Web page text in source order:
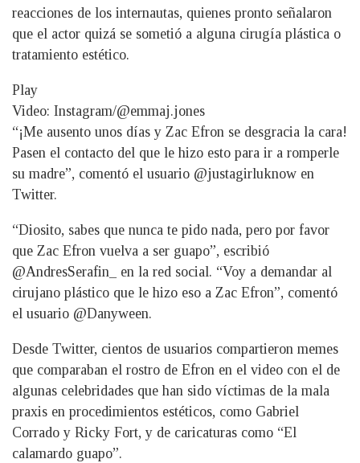
reacciones de los internautas, quienes pronto señalaron
que el actor quizá se sometió a alguna cirugía plástica o
tratamiento estético.
Play
Video: Instagram/@emmaj.jones
“¡Me ausento unos días y Zac Efron se desgracia la cara!
Pasen el contacto del que le hizo esto para ir a romperle
su madre”, comentó el usuario @justagirluknow en
Twitter.
“Diosito, sabes que nunca te pido nada, pero por favor
que Zac Efron vuelva a ser guapo”, escribió
@AndresSerafin_ en la red social. “Voy a demandar al
cirujano plástico que le hizo eso a Zac Efron”, comentó
el usuario @Danyween.
Desde Twitter, cientos de usuarios compartieron memes
que comparaban el rostro de Efron en el video con el de
algunas celebridades que han sido víctimas de la mala
praxis en procedimientos estéticos, como Gabriel
Corrado y Ricky Fort, y de caricaturas como “El
calamardo guapo”.